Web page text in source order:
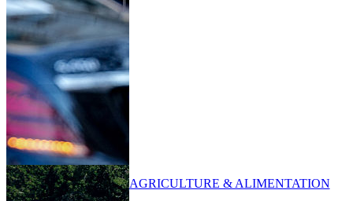
AGRICULTURE & ALIMENTATION